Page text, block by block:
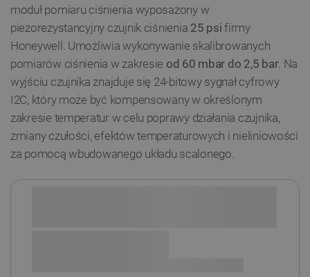
moduł pomiaru ciśnienia wyposażony w
piezorezystancyjny czujnik ciśnienia 25 psi firmy
Honeywell. Umożliwia wykonywanie skalibrowanych
pomiarów ciśnienia w zakresie od 60 mbar do 2,5 bar. Na
wyjściu czujnika znajduje się 24-bitowy sygnał cyfrowy
I2C, który może być kompensowany w określonym
zakresie temperatur w celu poprawy działania czujnika,
zmiany czułości, efektów temperaturowych i nieliniowości
za pomocą wbudowanego układu scalonego.